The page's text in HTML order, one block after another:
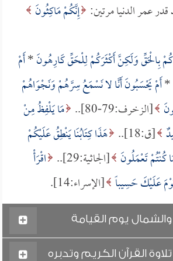
عمر الدنيا مرتين: إِنَّكُمْ مَاكِثُونَ
بِالْحَقِّ وَلَكِنَّ أَكْثَرَكُمْ لِلْحَقِّ كَارِهُونَ*أَمْ
*أَمْ يَحْسَبُونَ أَنَّا لا نَسْمَعُ سِرَّهُمْ وَنَجْوَاهُمْ
[الزخرف:79-80]..
مَا يَلْفِظُ مِنْ
[ق:18]..
هَذَا كِتَابُنَا يَنْطِقُ عَلَيْكُمْ
كُنْتُمْ تَعْمَلُونَ [الجاثية:29]..
اقْرَأْ
عَلَيْكَ حَسِيباً [الإسراء:14].
يوم القيامة
القرآن الكريم وتدبره